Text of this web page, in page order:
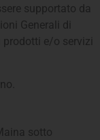
supportato da
Generali di
e/o servizi
sotto